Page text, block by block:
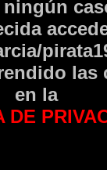
las
en la
DE